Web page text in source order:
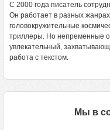
С 2000 года писатель
Он работает в разных
головокружительные
триллеры. Но непременные
увлекательный,
работа с текстом.
Мы в